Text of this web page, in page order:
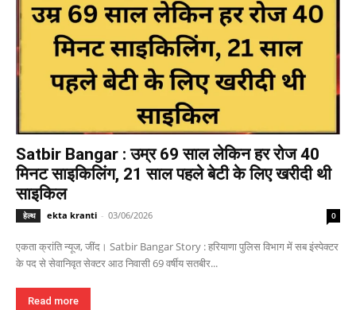
Satbir Bangar : उम्र 69 साल लेकिन हर रोज 40
मिनट साइकिलिंग, 21 साल पहले बेटी के लिए खरीदी थी
साइकिल
हेल्थ ekta kranti - 03/06/2026 0
एकता क्रांति न्यूज, जींद। Satbir Bangar Story : हरियाणा पुलिस विभाग में सब इंस्पेक्टर
के पद से सेवानिवृत सेक्टर आठ निवासी 69 वर्षीय सतबीर...
Read more